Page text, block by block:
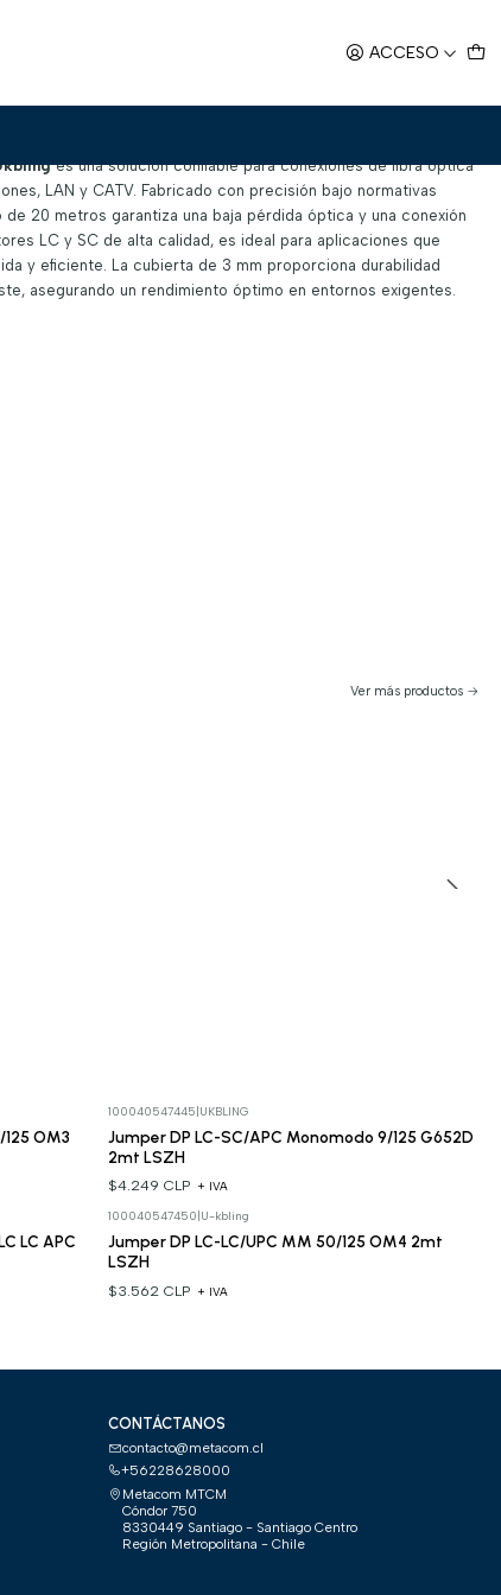
ACCESO
SC 3mm
es una solución confiable para conexiones de fibra óptica
LAN y CATV. Fabricado con precisión bajo normativas
20 metros garantiza una baja pérdida óptica y una conexión
LC y SC de alta calidad, es ideal para aplicaciones que
y eficiente. La cubierta de 3 mm proporciona durabilidad
asegurando un rendimiento óptimo en entornos exigentes.
Ver más productos
OM3
100040547445 UKBLING
Jumper DP LC-SC/APC Monomodo 9/125 G652D
2mt LSZH
$4.249 CLP + IVA
LC APC
100040547450 U-kbling
Jumper DP LC-LC/UPC MM 50/125 OM4 2mt
LSZH
$3.562 CLP + IVA
CONTÁCTANOS
contacto@metacom.cl
+56228628000
Metacom MTCM
Cóndor 750
8330449 Santiago - Santiago Centro
Región Metropolitana - Chile